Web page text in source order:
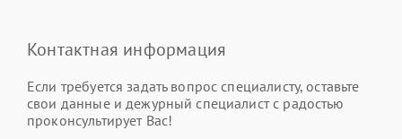
Контактная информация
Если требуется задать вопрос специалисту, оставьте
свои данные и дежурный специалист с радостью
проконсультирует Вас!